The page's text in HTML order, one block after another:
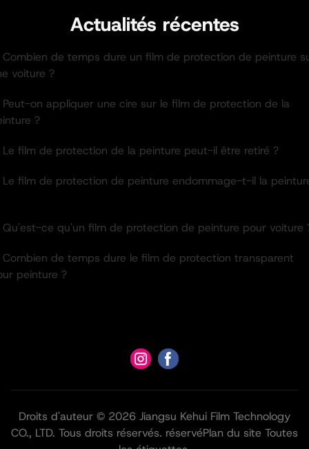
Actualités récentes
Combien de temps dure un film de protection de peinture
voiture ?
on appliquer une cire sur le film de protection de la
?
Le film de protection de la peinture peut-il être retiré ?
Le film de protection de peinture endommage-t-il la
Qu'est-ce qu'un film de protection de peinture pour voiture
Combien de temps dure le film de protection transparent
peinture ?
Droits d'auteur © 2026 Jiangsu Kehui Film Technology
CO., LTD. Tous droits réservés. réservéPlan du site Toutes